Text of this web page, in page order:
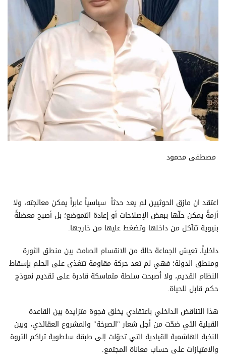
مصطفى محمود
اعتقد ان مازق الحوثيين لم يعد حدثاً سياسياً عابراً يمكن معالجته، ولا
أزمةً يمكن حلّها ببعض الإصلاحات أو إعادة التموضع؛ بل أصبح معضلةً
بنيوية تتآكل من داخلها وتضغط عليها من خارجها.
داخلياً، تعيش الجماعة حالة من الانقسام الصامت بين منطق الثورة
ومنطق الدولة؛ فهي لم تعد حركة مقاومة تتغذى على الحلم بإسقاط
النظام القديم، ولا أصبحت سلطة متماسكة قادرة على تقديم نموذج
حكم قابل للحياة.
هذا التناقض الداخلي باعتقادي يخلق فجوة متزايدة بين القاعدة
القبلية التي ضحّت من أجل شعار "الصرخة" والمشروع العقائدي، وبين
النخبة الهاشمية القيادية التي تحوّلت إلى طبقة سلطوية تراكم الثروة
والامتيازات على حساب معاناة المجتمع.